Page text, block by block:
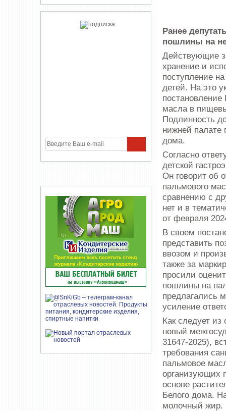
Ранее
пошлины на
Действующие
хранение и
поступление
детей. На это
масла в
Подлинность
нижней палате
дома.
Согласно
детской
Он говорит об
пальмового
сравнению с
нет и в
от февраля
В своем
представить
ввозом и
также за
просили
пошлины на
предлагались
усиление
Как следует
новый
31647-2025),
требования
пальмовое
организующих
основе
Белого дома.
молочный жир.